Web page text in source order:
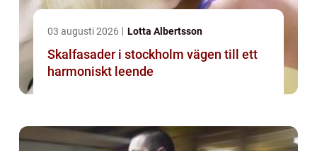
03 augusti 2026 Lotta Albertsson
Skalfasader i stockholm vägen till ett
harmoniskt leende